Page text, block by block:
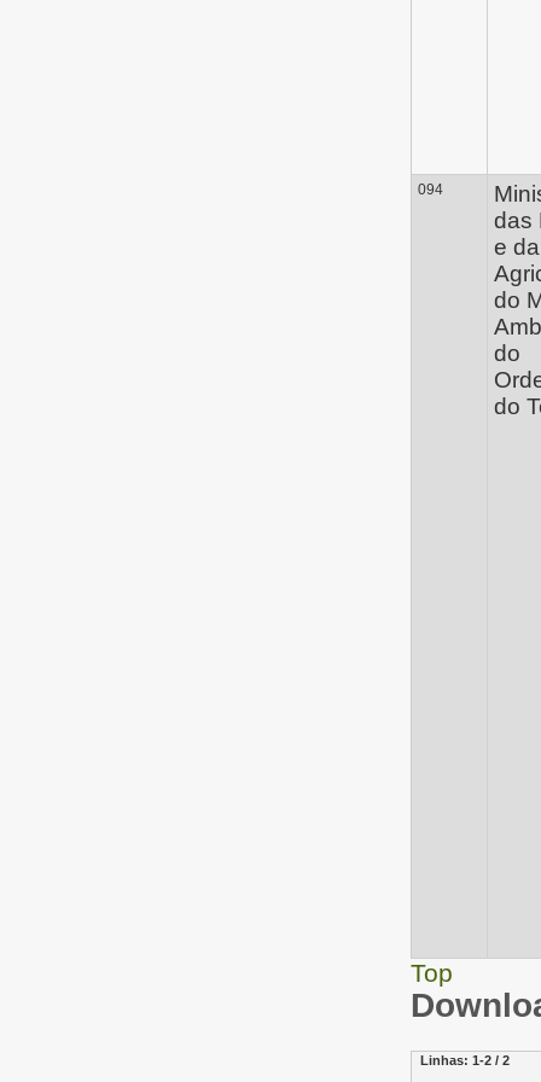
094
das
e da
do
do
do
Top
Linhas: 1-2 / 2